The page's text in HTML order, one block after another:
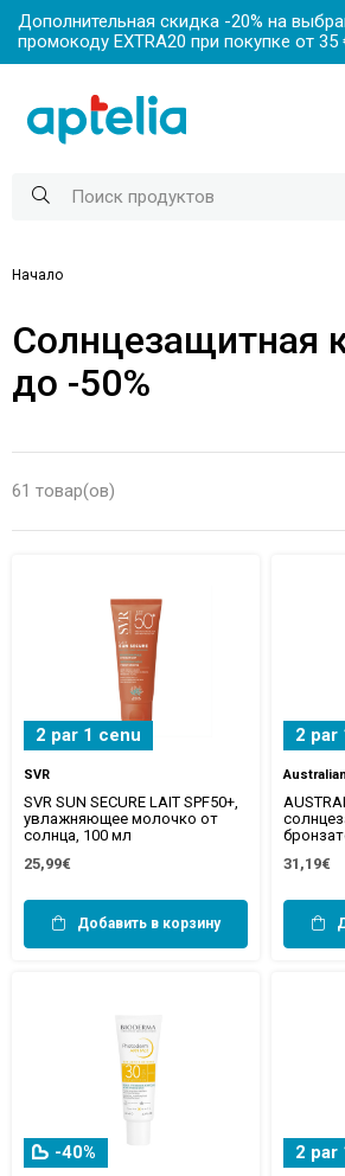
Дополнительная скидка -20% на
промокоду EXTRA20 при покупке от 35
Начало
Солнцезащитная
до -50%
61 товар(ов)
2 par 1 cenu
SVR
SVR SUN SECURE LAIT SPF50+,
увлажняющее молочко от
солнца, 100 мл
25,99€
Добавить в корзину
2 par
31,19€
-40% 2 par